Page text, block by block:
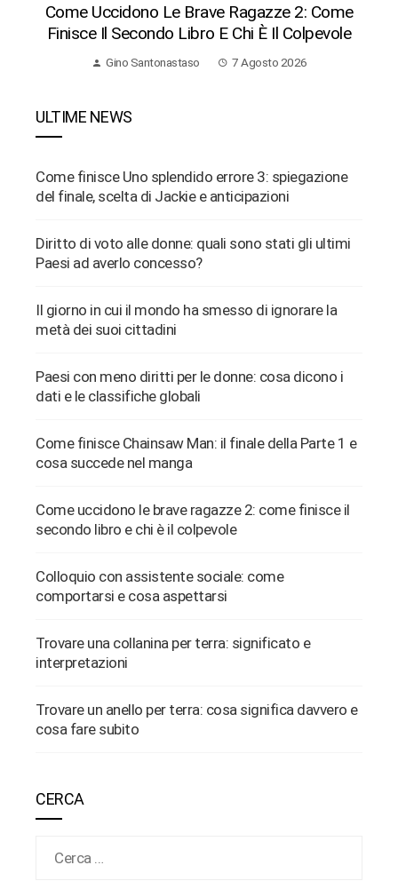
Come Uccidono Le Brave Ragazze 2: Come
Finisce Il Secondo Libro E Chi È Il Colpevole
Gino Santonastaso 7 Agosto 2026
ULTIME NEWS
Come finisce Uno splendido errore 3: spiegazione
del finale, scelta di Jackie e anticipazioni
Diritto di voto alle donne: quali sono stati gli ultimi
Paesi ad averlo concesso?
Il giorno in cui il mondo ha smesso di ignorare la
metà dei suoi cittadini
Paesi con meno diritti per le donne: cosa dicono i
dati e le classifiche globali
Come finisce Chainsaw Man: il finale della Parte 1 e
cosa succede nel manga
Come uccidono le brave ragazze 2: come finisce il
secondo libro e chi è il colpevole
Colloquio con assistente sociale: come
comportarsi e cosa aspettarsi
Trovare una collanina per terra: significato e
interpretazioni
Trovare un anello per terra: cosa significa davvero e
cosa fare subito
CERCA